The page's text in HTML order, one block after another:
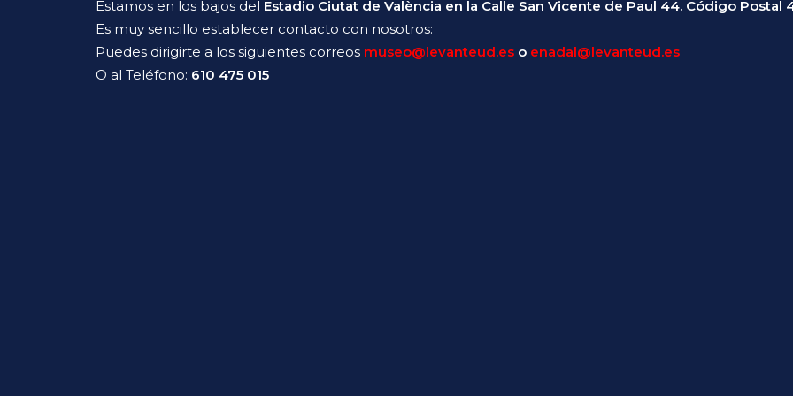
Estamos en los bajos del Estadio Ciutat de València en la Calle San Vicente de Paul 44. Código Postal
Es muy sencillo establecer contacto con nosotros:
Puedes dirigirte a los siguientes correos museo@levanteud.es o enadal@levanteud.es
O al Teléfono: 610 475 015